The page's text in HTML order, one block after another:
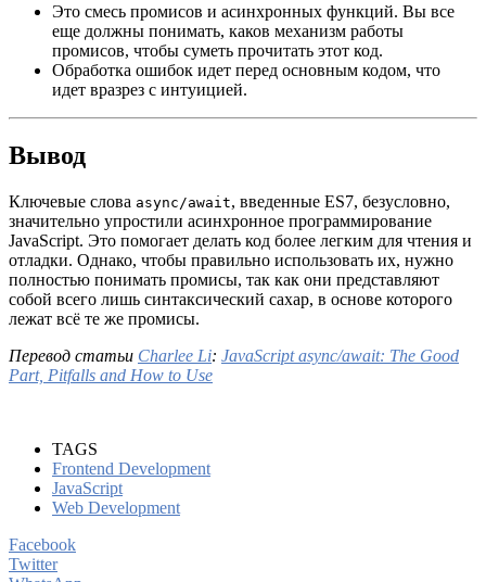
Это смесь промисов и асинхронных функций. Вы все
еще должны понимать, каков механизм работы
промисов, чтобы суметь прочитать этот код.
Обработка ошибок идет перед основным кодом, что
идет вразрез с интуицией.
Вывод
Ключевые слова async/await, введенные ES7, безусловно,
значительно упростили асинхронное программирование
JavaScript. Это помогает делать код более легким для чтения и
отладки. Однако, чтобы правильно использовать их, нужно
полностью понимать промисы, так как они представляют
собой всего лишь синтаксический сахар, в основе которого
лежат всё те же промисы.
Перевод статьи Charlee Li: JavaScript async/await: The Good
Part, Pitfalls and How to Use
TAGS
Frontend Development
JavaScript
Web Development
Facebook
Twitter